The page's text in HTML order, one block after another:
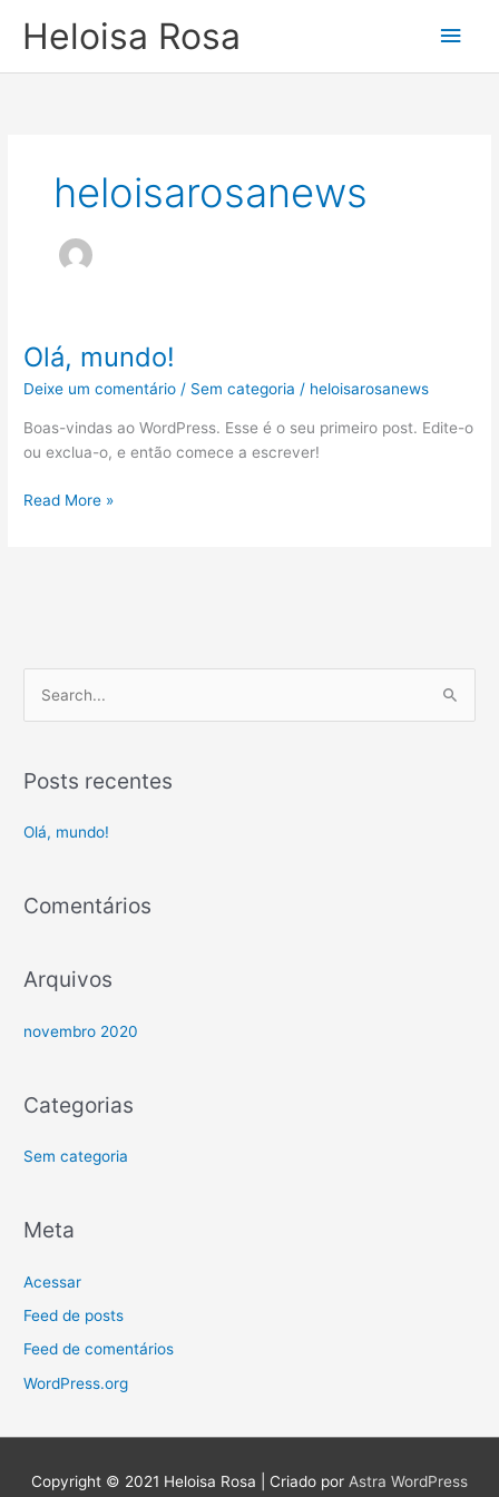
paraHeloisa Rosa
heloisarosanews
Olá, mundo!
Deixe um comentário / Sem categoria / heloisarosanews
Boas-vindas ao WordPress. Esse é o seu primeiro post. Edite-o
ou exclua-o, e então comece a escrever!
Olá,
mundo!
Read More »
q
a
p
r
Posts recentes
Olá, mundo!
Comentários
Arquivos
novembro 2020
Categorias
Sem categoria
Meta
Acessar
Feed de posts
Feed de comentários
WordPress.org
Copyright © 2021 Heloisa Rosa | Criado por Astra WordPress